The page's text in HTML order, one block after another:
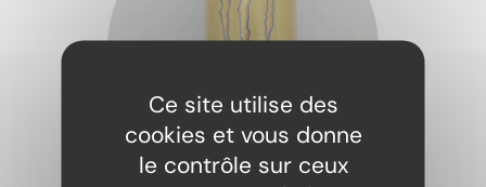
Ce site utilise des
cookies et vous donne
le contrôle sur ceux